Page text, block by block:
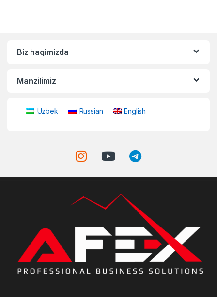
Biz haqimizda
Manzilimiz
Uzbek Russian English